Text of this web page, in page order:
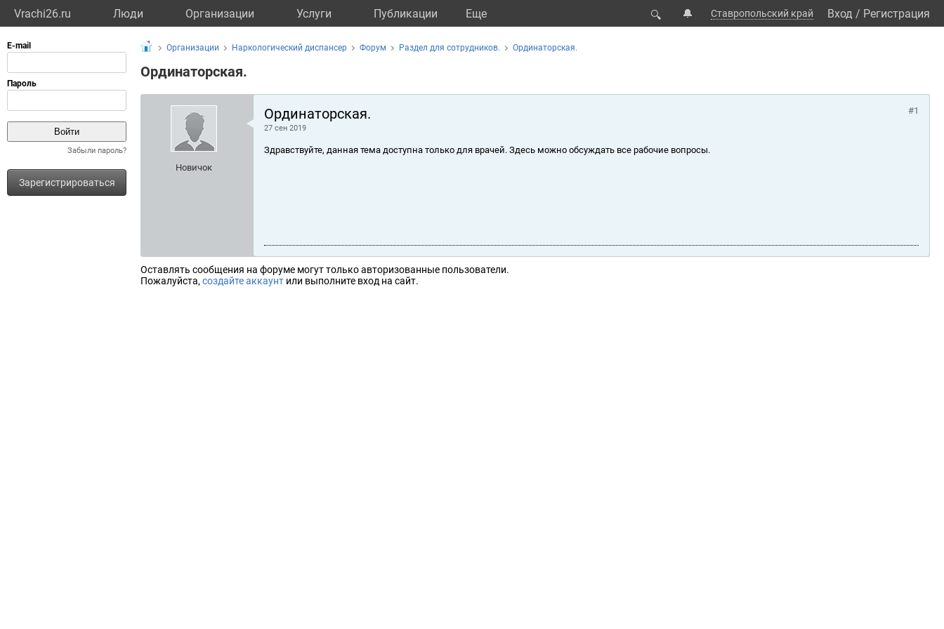
Vrachi26.ru Люди Организации Услуги Публикации Eще 🔍 🔔 Ставропольский край Вход / Регистрация
Забыли пароль?
Зарегистрироваться
Организации Наркологический диспансер Форум Раздел для сотрудников. Ординаторская.
Ординаторская.
Новичок
Ординаторская.
27 сен 2019
#1
Здравствуйте, данная тема доступна только для врачей. Здесь можно обсуждать все рабочие вопросы.
Оставлять сообщения на форуме могут только авторизованные пользователи.
Пожалуйста, создайте аккаунт или выполните вход на сайт.